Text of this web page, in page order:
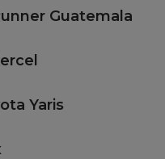
Guatemala
Yaris